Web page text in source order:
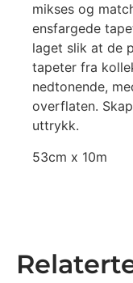
mikses og
ensfargede
laget slik at de
tapeter fra
nedtonende,
overflaten.
uttrykk.
53cm x 10m